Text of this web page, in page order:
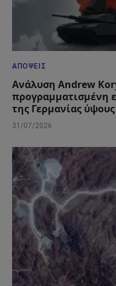
ΑΠΌΨΕΙΣ
Ανάλυση Andrew
προγραμματισμένη
της Γερμανίας
31/07/2026